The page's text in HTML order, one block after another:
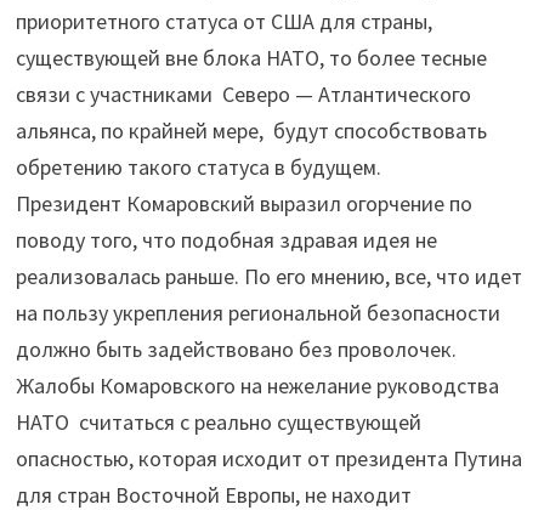
приоритетного статуса от США для страны,
существующей вне блока НАТО, то более тесные
связи с участниками Северо — Атлантического
альянса, по крайней мере, будут способствовать
обретению такого статуса в будущем.
Президент Комаровский выразил огорчение по
поводу того, что подобная здравая идея не
реализовалась раньше. По его мнению, все, что идет
на пользу укрепления региональной безопасности
должно быть задействовано без проволочек.
Жалобы Комаровского на нежелание руководства
НАТО считаться с реально существующей
опасностью, которая исходит от президента Путина
для стран Восточной Европы, не находит